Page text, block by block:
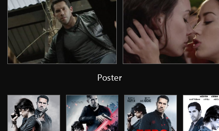
Poster